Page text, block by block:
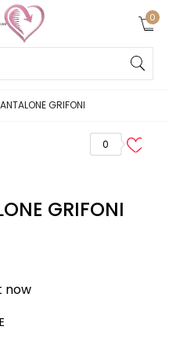
dei desideri
Crea lista dei desideri
per salvare dei
0
GRIFONI
0
GRIFONI
now